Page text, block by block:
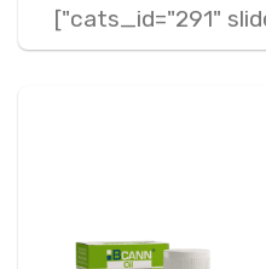
cats_id="291"